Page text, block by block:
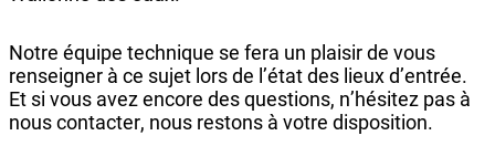
Notre équipe technique se fera un plaisir de vous
renseigner à ce sujet lors de l’état des lieux d’entrée.
Et si vous avez encore des questions, n’hésitez pas à
nous contacter, nous restons à votre disposition.